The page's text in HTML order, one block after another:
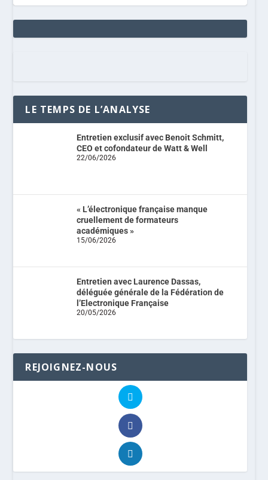
LE TEMPS DE L’ANALYSE
Entretien exclusif avec Benoit Schmitt,
CEO et cofondateur de Watt & Well
22/06/2026
« L’électronique française manque
cruellement de formateurs
académiques »
15/06/2026
Entretien avec Laurence Dassas,
déléguée générale de la Fédération de
l’Electronique Française
20/05/2026
REJOIGNEZ-NOUS